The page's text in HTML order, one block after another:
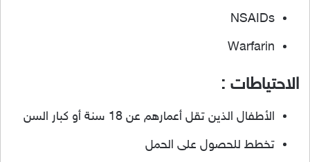
NSAIDs
Warfarin
الاحتياطات :
الأطفال الذين تقل أعمارهم عن 18 سنة أو كبار السن
تخطط للحصول على الحمل